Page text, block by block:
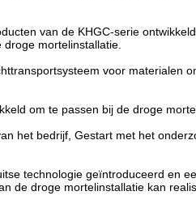
van de KHGC-serie
mortelinstallatie.
voor materialen
om te passen bij de droge
het bedrijf, Gestart met het
technologie geïntroduceerd en
de droge mortelinstallatie kan